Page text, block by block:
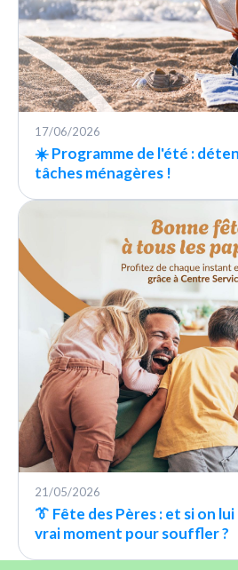
17/06/2026
☀️ Programme de l'été :
tâches ménagères !
21/05/2026
👔 Fête des Pères : et si on
vrai moment pour souffler ?